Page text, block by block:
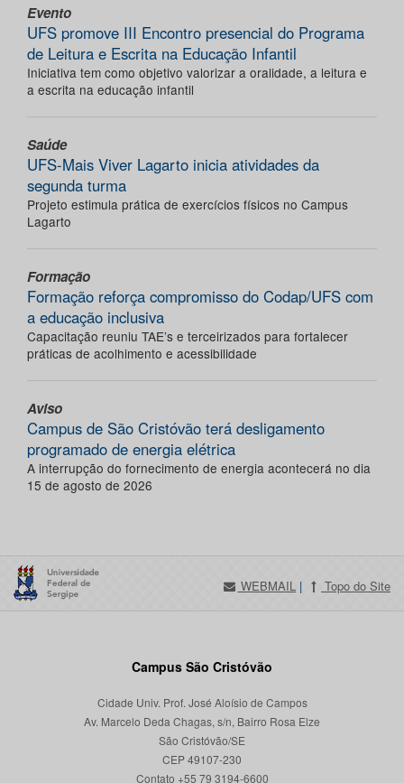
Evento
UFS promove III Encontro presencial do Programa
de Leitura e Escrita na Educação Infantil
Iniciativa tem como objetivo valorizar a oralidade, a leitura e
a escrita na educação infantil
Saúde
UFS-Mais Viver Lagarto inicia atividades da
segunda turma
Projeto estimula prática de exercícios físicos no Campus
Lagarto
Formação
Formação reforça compromisso do Codap/UFS com
a educação inclusiva
Capacitação reuniu TAE’s e terceirizados para fortalecer
práticas de acolhimento e acessibilidade
Aviso
Campus de São Cristóvão terá desligamento
programado de energia elétrica
A interrupção do fornecimento de energia acontecerá no dia
15 de agosto de 2026
WEBMAIL | Topo do Site
Campus São Cristóvão
Cidade Univ. Prof. José Aloísio de Campos
Av. Marcelo Deda Chagas, s/n, Bairro Rosa Elze
São Cristóvão/SE
CEP 49107-230